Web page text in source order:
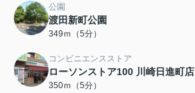
公園
渡田新町公園
349ｍ（5分）
コンビニエンスストア
ローソンストア100 川崎日進町店
350ｍ（5分）